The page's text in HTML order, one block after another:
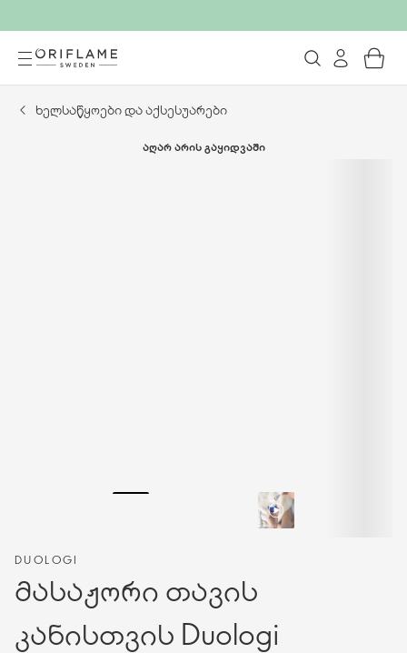
ხელსაწყოები და აქსესუარები
ᲐᲦᲐᲠ ᲐᲠᲘᲡ ᲒᲐᲧᲘᲓᲕᲐᲨᲘ
DUOLOGI
მასაჟორი თავის
კანისთვის Duologi